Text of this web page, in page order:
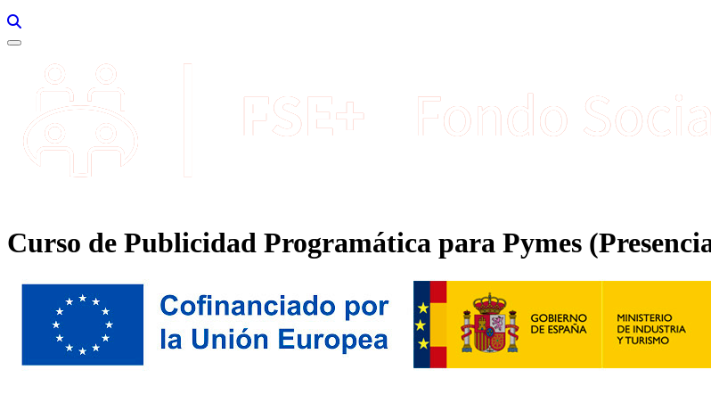
Curso de Publicidad Programática para Pymes